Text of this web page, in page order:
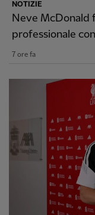
NOTIZIE
Neve McDonald
professionale
7 ore fa